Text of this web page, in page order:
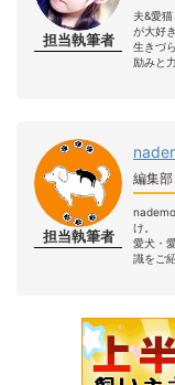
担当執筆者
夫&愛
が大好
生きづ
励みと
担当執筆者
編集部
け。
愛犬・
識をご